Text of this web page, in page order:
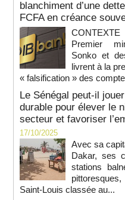
blanchiment d’une
FCFA en créance
Premier
Sonko et
livrent à la
« falsification » des
Le Sénégal peut-il
durable pour élever le
secteur et favoriser
17/10/2025
Avec sa
Dakar, ses
stations
Saint-Louis classée au...